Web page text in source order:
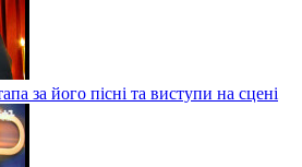
за його пісні та виступи на сцені